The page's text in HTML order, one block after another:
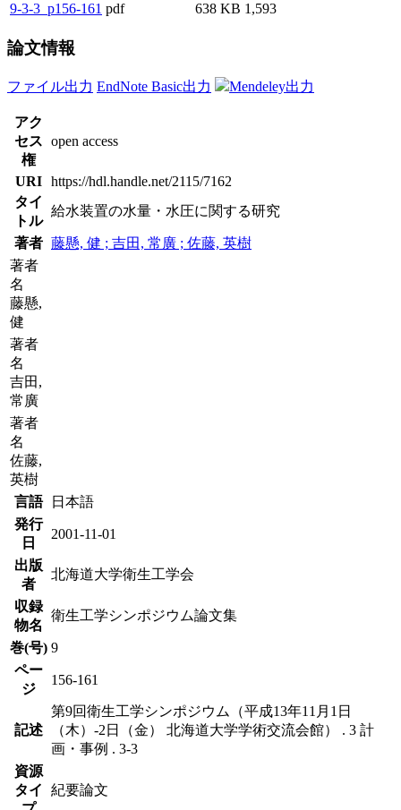
9-3-3_p156-161 pdf 638 KB 1,593
論文情報
ファイル出力 EndNote Basic出力 Mendeley出力
アク
セス
権
open access
URI https://hdl.handle.net/2115/7162
タイ
トル
給水装置の水量・水圧に関する研究
著者 藤懸, 健 ; 吉田, 常廣 ; 佐藤, 英樹
著者
名
藤懸,
健
著者
名
吉田,
常廣
著者
名
佐藤,
英樹
言語
日本語
発行
日
2001-11-01
出版
者
北海道大学衛生工学会
収録
物名
衛生工学シンポジウム論文集
巻(号) 9
ペー
ジ
156-161
記述
第9回衛生工学シンポジウム（平成13年11月1日
（木）-2日（金） 北海道大学学術交流会館） . 3 計
画・事例 . 3-3
資源
タイ
紀要論文